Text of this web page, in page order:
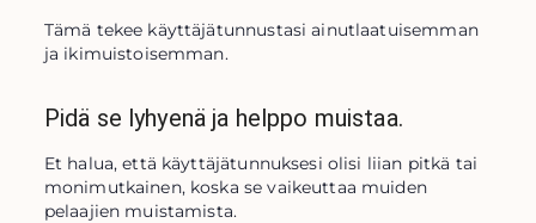
Tämä tekee käyttäjätunnustasi ainutlaatuisemman
ja ikimuistoisemman.
Pidä se lyhyenä ja helppo muistaa.
Et halua, että käyttäjätunnuksesi olisi liian pitkä tai
monimutkainen, koska se vaikeuttaa muiden
pelaajien muistamista.